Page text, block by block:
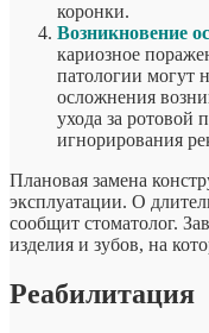
коронки.
Возникновение
кариозное
патологии могут
осложнения
ухода за ротовой
игнорирования
Плановая замена
эксплуатации. О
сообщит стоматолог.
изделия и зубов, на
Реабилитация